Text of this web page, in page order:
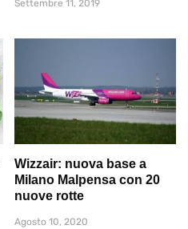
Settembre 11, 2019
Wizzair: nuova base a
Milano Malpensa con 20
nuove rotte
Agosto 10, 2020